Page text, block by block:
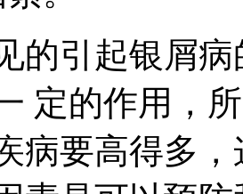
的引起银屑
定的作用，
病要高得多